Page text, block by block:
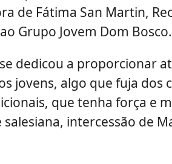
de Fátima San Martin,
Grupo Jovem Dom Bosco.
dedicou a proporcionar
jovens, algo que fuja dos
que tenha força e
intercessão de